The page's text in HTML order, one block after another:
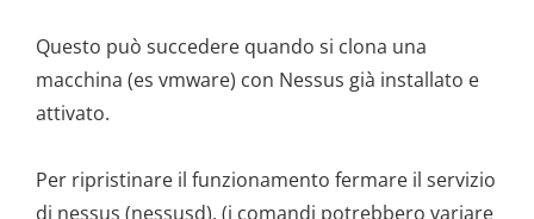
Questo può succedere quando si clona una
macchina (es vmware) con Nessus già installato e
attivato.
Per ripristinare il funzionamento fermare il servizio
di nessus (nessusd), (i comandi potrebbero variare